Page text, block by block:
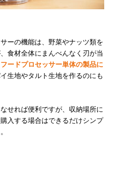
ーの機能は、野菜やナッツ類を
食材全体にまんべんなく刃が当
フードプロセッサー単体の製品に
生地やタルト生地を作るのにも
せれば便利ですが、収納場所に
入する場合はできるだけシンプ